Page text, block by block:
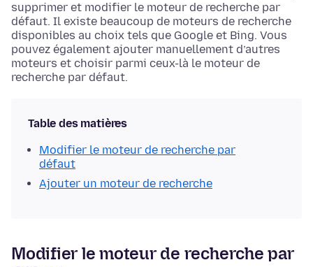
supprimer et modifier le moteur de recherche par
défaut. Il existe beaucoup de moteurs de recherche
disponibles au choix tels que Google et Bing. Vous
pouvez également ajouter manuellement d’autres
moteurs et choisir parmi ceux-là le moteur de
recherche par défaut.
Table des matières
Modifier le moteur de recherche par
défaut
Ajouter un moteur de recherche
Modifier le moteur de recherche par